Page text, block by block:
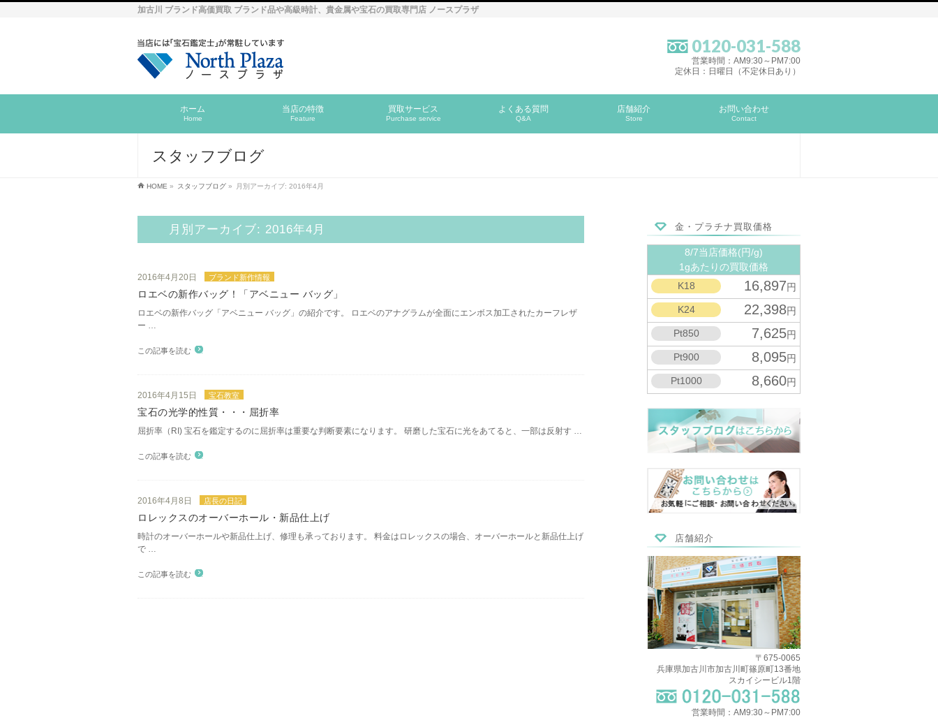
加古川 ブランド高価買取 ブランド品や高級時計、貴金属や宝石の買取専門店 ノースプラザ
0120-031-588
営業時間：AM9:30～PM7:00
定休日：日曜日（不定休日あり）
ホーム
Home
当店の特徴
Feature
買取サービス
Purchase service
よくある質問
Q&A
店舗紹介
Store
お問い合わせ
Contact
スタッフブログ
HOME » スタッフブログ » 月別アーカイブ: 2016年4月
月別アーカイブ: 2016年4月
2016年4月20日 ブランド新作情報
ロエベの新作バッグ！「アベニュー バッグ」
ロエベの新作バッグ「アベニュー バッグ」の紹介です。 ロエベのアナグラムが全面にエンボス加工されたカーフレザ
ー …
この記事を読む
2016年4月15日 宝石教室
宝石の光学的性質・・・屈折率
屈折率（RI) 宝石を鑑定するのに屈折率は重要な判断要素になります。 研磨した宝石に光をあてると、一部は反射す …
この記事を読む
2016年4月8日 店長の日記
ロレックスのオーバーホール・新品仕上げ
時計のオーバーホールや新品仕上げ、修理も承っております。 料金はロレックスの場合、オーバーホールと新品仕上げ
で …
この記事を読む
金・プラチナ買取価格
8/7当店価格(円/g)
1gあたりの買取価格
K18
16,897円
K24
22,398円
Pt850
7,625円
Pt900
8,095円
Pt1000
8,660円
店舗紹介
〒675-0065
兵庫県加古川市加古川町篠原町13番地
スカイシービル1階
営業時間：AM9:30～PM7:00